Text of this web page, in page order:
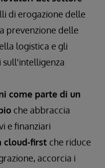
di erogazione delle
prevenzione delle
logistica e gli
come parte di un
che abbraccia
e finanziari
cloud-first che riduce
accorcia i